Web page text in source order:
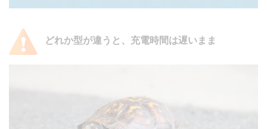
どれか型が違うと、充電時間は遅いまま